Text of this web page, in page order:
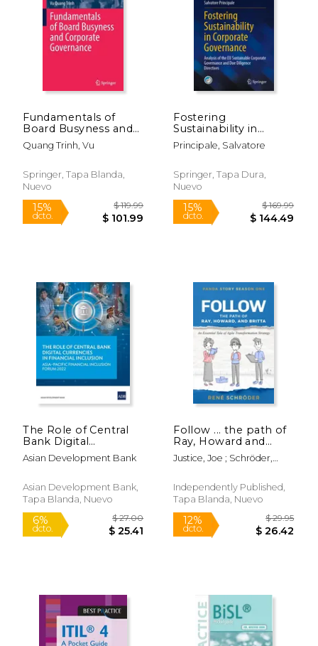
dcto. $ 43.24 dcto.
Fundamentals of
Board Busyness and
Corporate
Governance (en
Quang Trinh, Vu
Springer, Tapa Blanda,
Nuevo
15%
dcto. $ 101.99
Fostering
Sustainability in
Corporate
Governance: Analysis
Corporate
Governance and Due
(en Inglés)
Principale, Salvatore
Springer, Tapa Dura,
Nuevo
15%
dcto. $
The Role of Central
Bank Digital
Currencies in
Financial Inclusion:
Inclusion Forum 2022
(en Inglés)
Asian Development Bank
Asian Development Bank,
Tapa Blanda, Nuevo
Follow ... the path of
Ray, Howard and
Britta: Don't call it
agile transformation,
Justice, Joe ; Schröder,
Independently Published,
Tapa Blanda, Nuevo